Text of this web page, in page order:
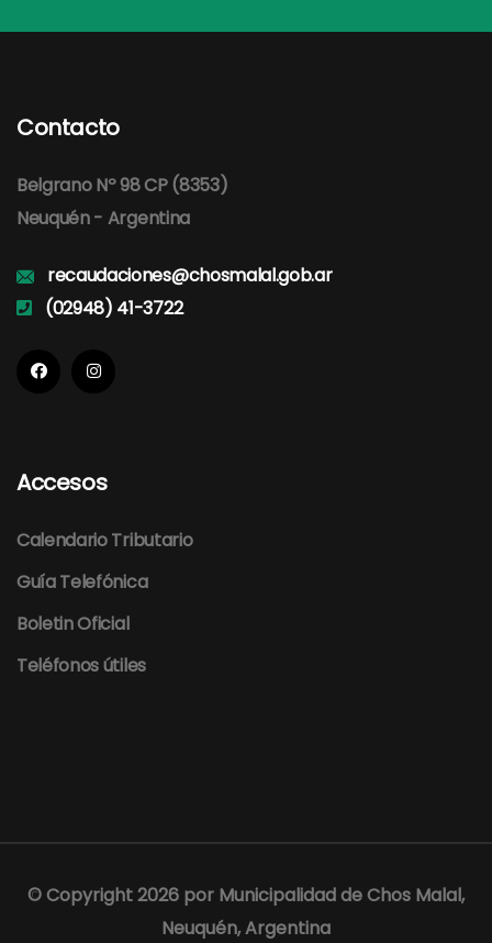
Contacto
Belgrano Nº 98 CP (8353)
Neuquén - Argentina
recaudaciones@chosmalal.gob.ar
(02948) 41-3722
Accesos
Calendario Tributario
Guía Telefónica
Boletin Oficial
Teléfonos útiles
© Copyright 2026 por Municipalidad de Chos Malal,
Neuquén, Argentina